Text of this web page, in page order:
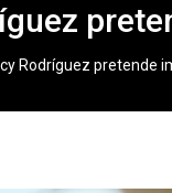
Rodríguez pretende